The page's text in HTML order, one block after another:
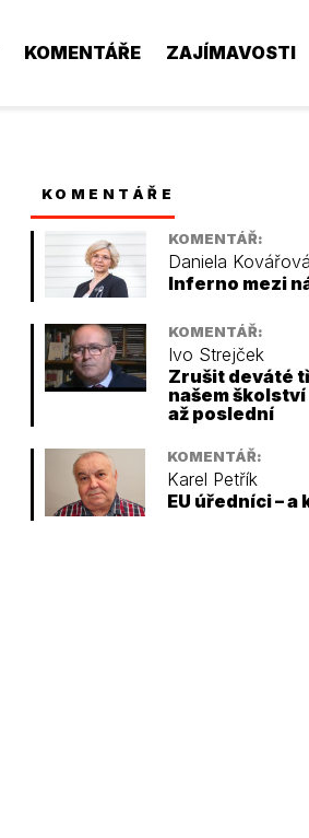
KOMENTÁŘE ZAJÍMAVOSTI
KOMENTÁŘE
KOMENTÁŘ:
Daniela Kovářová
Inferno mezi
KOMENTÁŘ:
Ivo Strejček
Zrušit deváté
našem
až poslední
KOMENTÁŘ:
Karel Petřík
EU úředníci – a